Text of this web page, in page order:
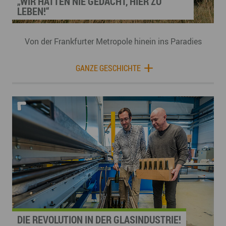
LEBEN!“
Von der Frankfurter Metropole hinein ins Paradies
GANZE GESCHICHTE
DIE REVOLUTION IN DER GLASINDUSTRIE!